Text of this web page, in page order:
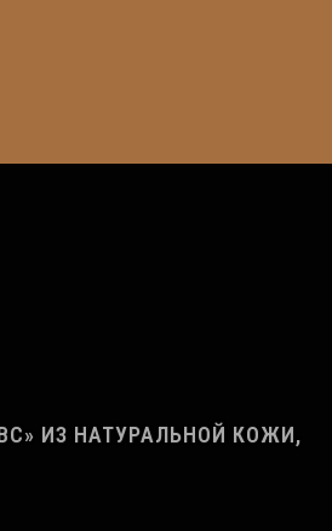
ИЗ НАТУРАЛЬНОЙ КОЖИ,